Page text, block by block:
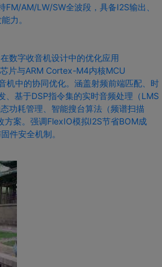
AM/LW/SW全波段，具备I2S输出、
力。
数字收音机设计中的优化应用
片与ARM Cortex-M4内核MCU
机中的协同优化。涵盖射频前端匹配、时
、基于DSP指令集的实时音频处理（LMS
功耗管理、智能搜台算法（频谱扫描
方案。强调FlexIO模拟I2S节省BOM成
固件安全机制。